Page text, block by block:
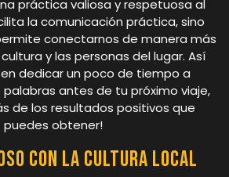
práctica valiosa y respetuosa al
la comunicación práctica, sino
conectarnos de manera más
y las personas del lugar. Así
dedicar un poco de tiempo a
antes de tu próximo viaje,
de los resultados positivos que
puedes obtener!
con la cultura local